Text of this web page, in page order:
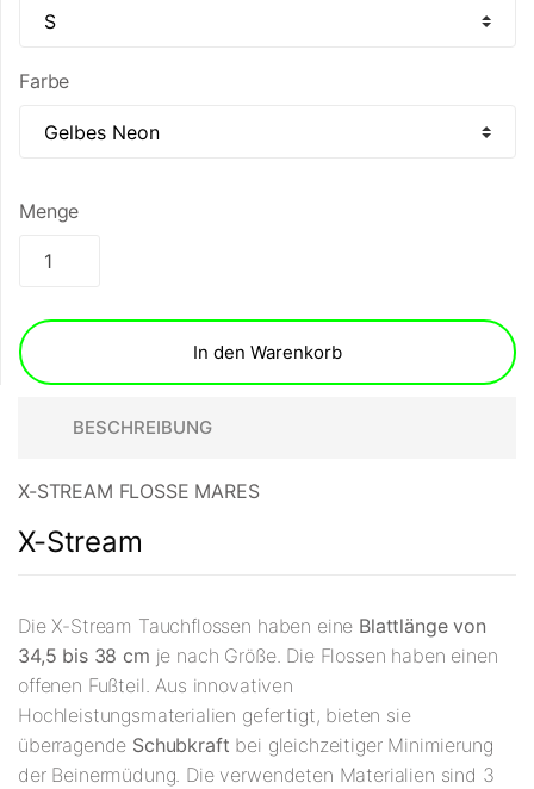
Farbe
Menge
In den Warenkorb
BESCHREIBUNG
X-STREAM FLOSSE MARES
X-Stream
Die X-Stream Tauchflossen haben eine Blattlänge von
34,5 bis 38 cm je nach Größe. Die Flossen haben einen
offenen Fußteil. Aus innovativen
Hochleistungsmaterialien gefertigt, bieten sie
überragende Schubkraft bei gleichzeitiger Minimierung
der Beinermüdung. Die verwendeten Materialien sind 3